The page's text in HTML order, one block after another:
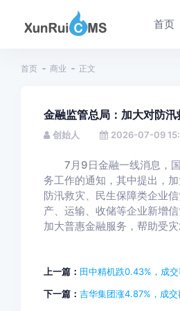
首页
首页 商业 正文
金融监管总局：加大对防
创始人 2026-07-09
7月9日金融一线消息，国
务工作的通知，其中提出，
防汛救灾、民生保障类企业
产、运输、收储等企业新增
加大普惠金融服务，帮助受
上一篇： 田中精机跌0.43%，成
下一篇： 吉华集团涨4.87%，成